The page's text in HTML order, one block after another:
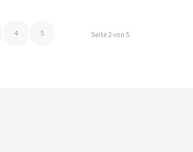
Seite 2 von 5
4 5